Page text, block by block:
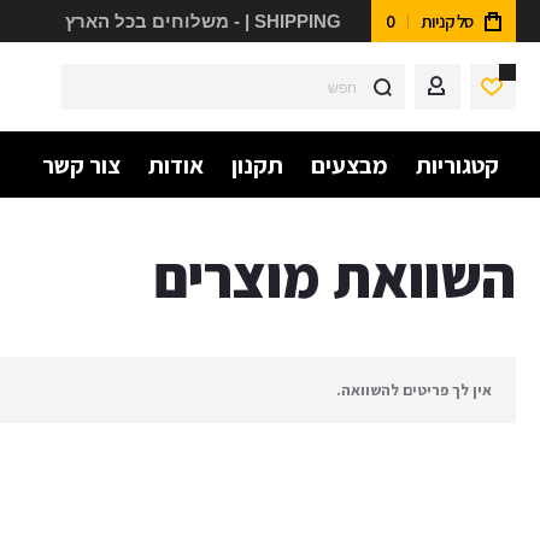
משלוחים בכל הארץ - | SHIPPING 0 סל קניות
צור קשר אודות תקנון מבצעים קטגוריות
השוואת מוצרים
אין לך פריטים להשוואה.